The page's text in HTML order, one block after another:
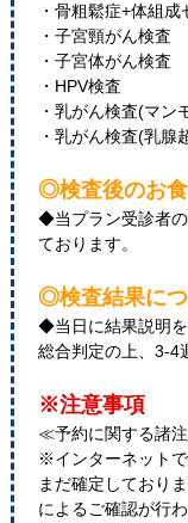
・骨粗鬆症+体組成
・子宮頸がん検査
・子宮体がん検査
・HPV検査
・乳がん検査(マン
・乳がん検査(乳腺
◎検査後のお
◆当プラン受診者
ております。
◎検査結果に
◆当日に結果説明を
総合判定の上、3-4
※注意事項
≪予約に関する諸
※インターネット
まだ確定しており
によるご確認が行